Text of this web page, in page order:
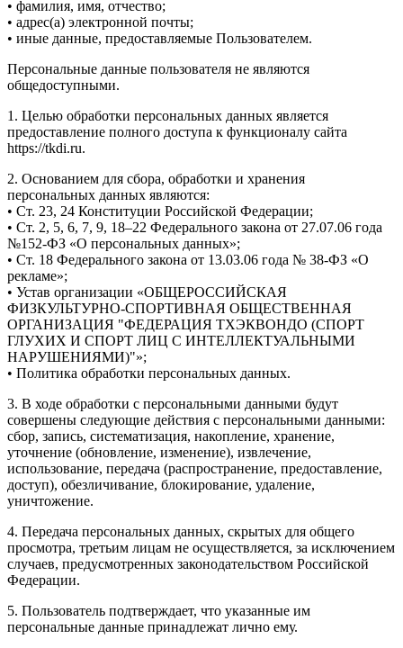
• фамилия, имя, отчество;
• адрес(а) электронной почты;
• иные данные, предоставляемые Пользователем.
Персональные данные пользователя не являются
общедоступными.
1. Целью обработки персональных данных является
предоставление полного доступа к функционалу сайта
https://tkdi.ru.
2. Основанием для сбора, обработки и хранения
персональных данных являются:
• Ст. 23, 24 Конституции Российской Федерации;
• Ст. 2, 5, 6, 7, 9, 18–22 Федерального закона от 27.07.06 года
№152-ФЗ «О персональных данных»;
• Ст. 18 Федерального закона от 13.03.06 года № 38-ФЗ «О
рекламе»;
• Устав организации «ОБЩЕРОССИЙСКАЯ
ФИЗКУЛЬТУРНО-СПОРТИВНАЯ ОБЩЕСТВЕННАЯ
ОРГАНИЗАЦИЯ "ФЕДЕРАЦИЯ ТХЭКВОНДО (СПОРТ
ГЛУХИХ И СПОРТ ЛИЦ С ИНТЕЛЛЕКТУАЛЬНЫМИ
НАРУШЕНИЯМИ)"»;
• Политика обработки персональных данных.
3. В ходе обработки с персональными данными будут
совершены следующие действия с персональными данными:
сбор, запись, систематизация, накопление, хранение,
уточнение (обновление, изменение), извлечение,
использование, передача (распространение, предоставление,
доступ), обезличивание, блокирование, удаление,
уничтожение.
4. Передача персональных данных, скрытых для общего
просмотра, третьим лицам не осуществляется, за исключением
случаев, предусмотренных законодательством Российской
Федерации.
5. Пользователь подтверждает, что указанные им
персональные данные принадлежат лично ему.